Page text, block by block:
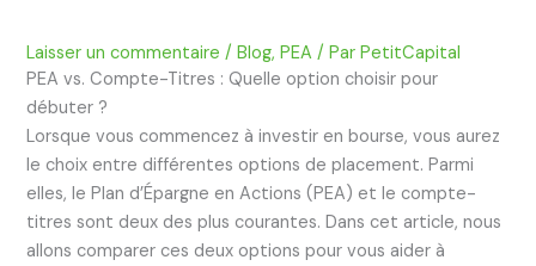
Laisser un commentaire /Blog,PEA / ParPetitCapital
PEA vs. Compte-Titres : Quelle option choisir pour
débuter ?
Lorsque vous commencez à investir en bourse, vous aurez
le choix entre différentes options de placement. Parmi
elles, le Plan d’Épargne en Actions (PEA) et le compte-
titres sont deux des plus courantes. Dans cet article, nous
allons comparer ces deux options pour vous aider à